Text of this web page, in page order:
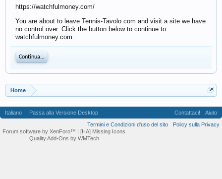
https://watchfulmoney.com/
You are about to leave Tennis-Tavolo.com and visit a site we have
no control over. Click the button below to continue to
watchfulmoney.com.
Continua...
Home
Italiano Passa alla Versione Desktop Contattaci!
Aiuto
Termini e Condizioni d'uso del sito
Policy sulla Privacy
Forum software by XenForo™ | [HA] Missing Icons
Quality Add-Ons by WMTech